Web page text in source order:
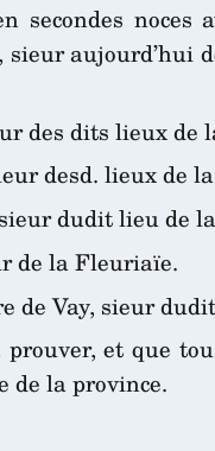
secondes
aujourd’hui
des dits lieux
desd. lieux de
dudit lieu de
de la Fleuriaïe.
de Vay, sieur
et que
de la province.